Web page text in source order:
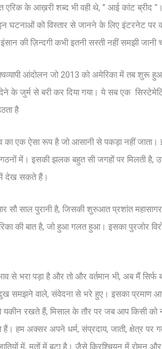
एरिक के आख़री शब्द भी वही थे, ” आई कांट ब्रीद
इन घटनाओं को विस्तार से जानने के लिए इंटरनेट
की ज़िन्दगी कभी इतनी सस्ती नहीं समझी जानी
आंदोलन जो 2013 को अमेरिका में तब
देने के जुर्म से बरी कर दिया गया। ये सब एक
है
एक ऐसा रूप है जो आसानी से पकड़ा नहीं
में। इसकी झलक बहुत सी जगहों पर मिलती है,
में देख सकते हैं।
सौ साल पुरानी है, जिसकी शुरुआत प्रशांत
की बात है, जो हुआ गलत हुआ। इसका पुरजोर
से भरा पड़ा है और तो और वर्तमान भी, अब मैं
समझने वाले, संवेदना से भरे हुए। इसका प्रमाण
रखते हैं, मिसाल के तौर पर जब आप किसी को
हम अक्सर अपने धर्म, संप्रदाय, जाती, क्षेत्र
में, मतों में बटा है। जैसे क्रिश्चियन में रोमन